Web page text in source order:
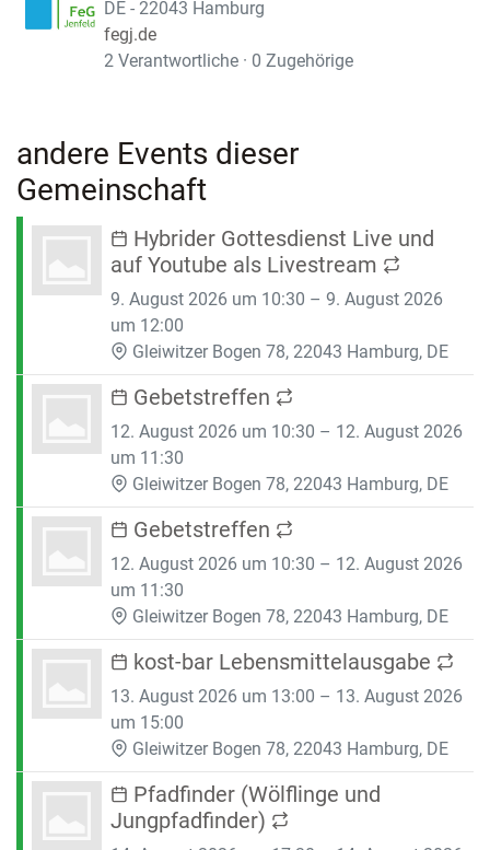
DE - 22043 Hamburg
fegj.de
2 Verantwortliche · 0 Zugehörige
andere Events dieser
Gemeinschaft
Hybrider Gottesdienst Live und
auf Youtube als Livestream
9. August 2026 um 10:30 – 9. August 2026
um 12:00
Gleiwitzer Bogen 78, 22043 Hamburg, DE
Gebetstreffen
12. August 2026 um 10:30 – 12. August 2026
um 11:30
Gleiwitzer Bogen 78, 22043 Hamburg, DE
Gebetstreffen
12. August 2026 um 10:30 – 12. August 2026
um 11:30
Gleiwitzer Bogen 78, 22043 Hamburg, DE
kost-bar Lebensmittelausgabe
13. August 2026 um 13:00 – 13. August 2026
um 15:00
Gleiwitzer Bogen 78, 22043 Hamburg, DE
Pfadfinder (Wölflinge und
Jungpfadfinder)